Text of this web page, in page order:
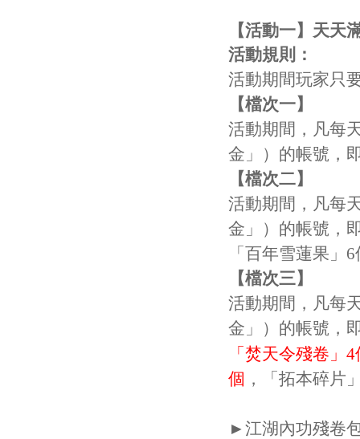
【活動一】天天
活動規則：
活動期間玩家只
【檔次一】
活動期間，凡每
金」）的帳號，
【檔次二】
活動期間，凡每
金」
）的帳號，
「百年雪蓮果」 6
【檔次三】
活動期間，凡每
金」
）的帳號，
「焚天令殘卷」
個 ， 「 拓本碎片
►江湖內功殘卷